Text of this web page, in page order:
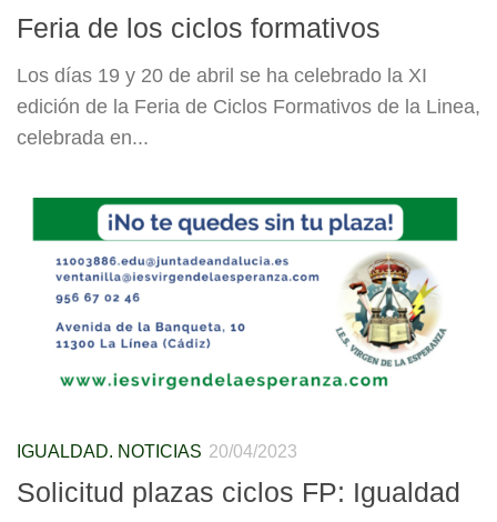
Feria de los ciclos formativos
Los días 19 y 20 de abril se ha celebrado la XI
edición de la Feria de Ciclos Formativos de la Linea,
celebrada en...
IGUALDAD. NOTICIAS 20/04/2023
Solicitud plazas ciclos FP: Igualdad